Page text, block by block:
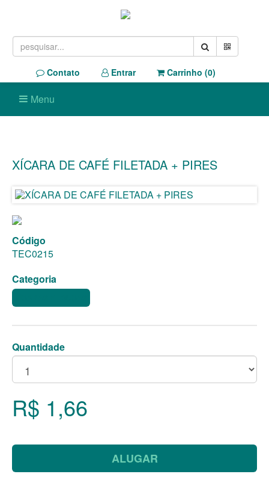
Contato Entrar Carrinho (0)
Menu
XÍCARA DE CAFÉ FILETADA + PIRES
Código
TEC0215
Categoria
Quantidade
R$ 1,66
ALUGAR